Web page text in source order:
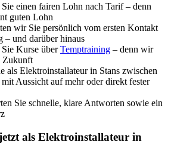
einen fairen Lohn nach Tarif – denn
guten Lohn
wir Sie persönlich vom ersten Kontakt
– und darüber hinaus
Kurse überTemptraining – denn wir
Zukunft
als Elektroinstallateur in Stans zwischen
Aussicht auf mehr oder direkt fester
Sie schnelle, klare Antworten sowie ein
als Elektroinstallateur in